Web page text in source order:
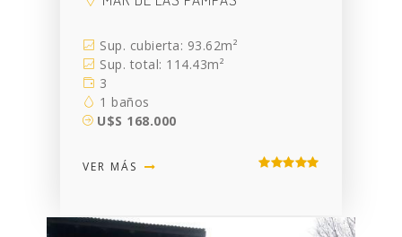
Sup. cubierta: 93.62m²
Sup. total: 114.43m²
3
1 baños
U$S 168.000
VER MÁS